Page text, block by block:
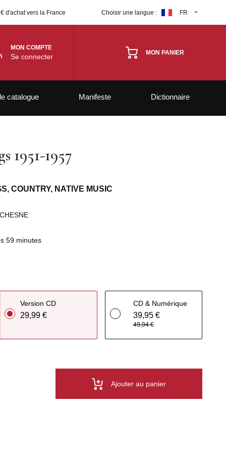
d'achat vers la France Choisir une langue : FR
MON COMPTE
Se connecter MON PANIER
catalogue Manifeste Dictionnaire
1951-1957
COUNTRY, NATIVE MUSIC
59 minutes
Version CD
29,99 €
CD & Numérique
39,95 €
49,94 €
Ajouter au panier